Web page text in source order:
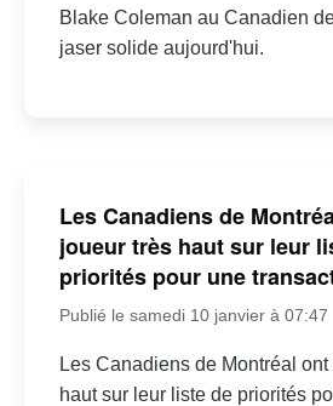
Blake Coleman au Canadien
jaser solide aujourd'hui.
Les Canadiens de
joueur très haut sur leur
priorités pour une
Publié le samedi 10 janvier à 07:47
Les Canadiens de Montréal
haut sur leur liste de priorités